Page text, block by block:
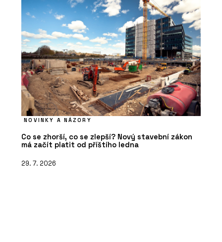
NOVINKY A NÁZORY
Co se zhorší, co se zlepší? Nový stavební zákon
má začít platit od příštího ledna
29. 7. 2026